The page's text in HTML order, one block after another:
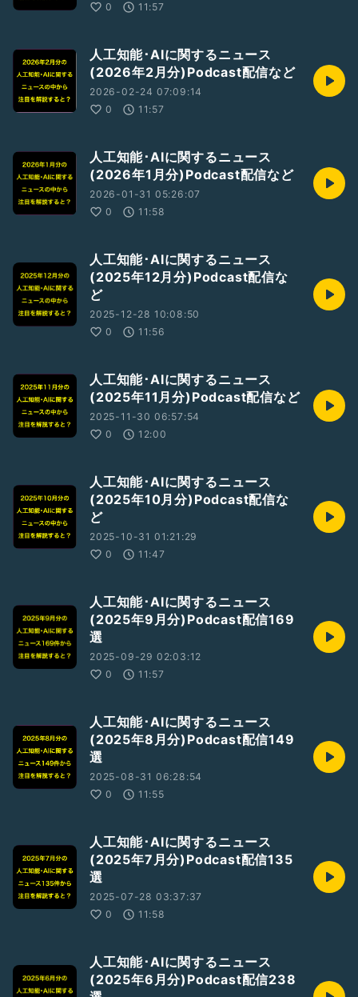
0
11:57
人工知能･AIに関するニュース
(2026年2月分)Podcast配信など
2026-02-24 07:09:14
0
11:57
人工知能･AIに関するニュース
(2026年1月分)Podcast配信など
2026-01-31 05:26:07
0
11:58
人工知能･AIに関するニュース
(2025年12月分)Podcast配信な
ど
2025-12-28 10:08:50
0
11:56
人工知能･AIに関するニュース
(2025年11月分)Podcast配信など
2025-11-30 06:57:54
0
12:00
人工知能･AIに関するニュース
(2025年10月分)Podcast配信な
ど
2025-10-31 01:21:29
0
11:47
人工知能･AIに関するニュース
(2025年9月分)Podcast配信169
選
2025-09-29 02:03:12
0
11:57
人工知能･AIに関するニュース
(2025年8月分)Podcast配信149
選
2025-08-31 06:28:54
0
11:55
人工知能･AIに関するニュース
(2025年7月分)Podcast配信135
選
2025-07-28 03:37:37
0
11:58
人工知能･AIに関するニュース
(2025年6月分)Podcast配信238